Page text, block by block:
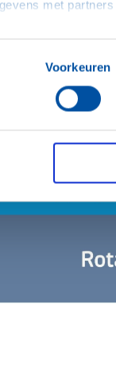
Voorkeuren